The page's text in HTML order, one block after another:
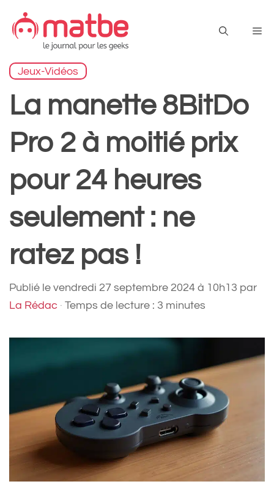
contenu
Jeux-Vidéos
La manette 8BitDo
Pro 2 à moitié prix
pour 24 heures
seulement : ne
ratez pas !
Publié le vendredi 27 septembre 2024 à 10h13 par
La Rédac · Temps de lecture : 3 minutes